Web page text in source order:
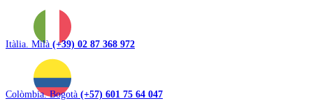
Itàlia. Milà (+39) 02 87 368 972
Colòmbia. Bogotà (+57) 601 75 64 047